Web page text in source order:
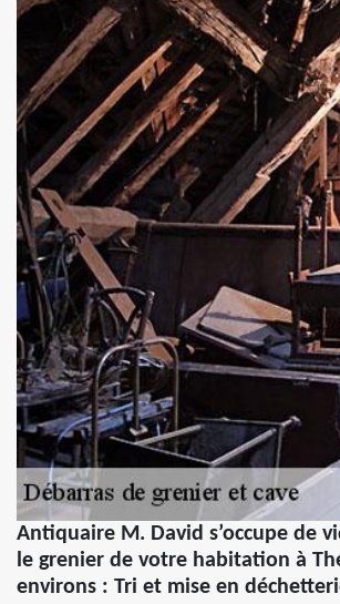
Antiquaire M. David s’occupe de
le grenier de votre habitation à
environs : Tri et mise en